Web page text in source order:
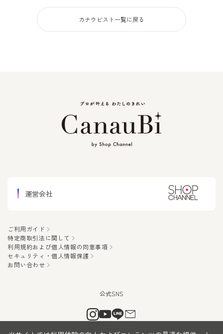
運営会社
ご利用ガイド
特定商取引法に関して
利用規約および個人情報の同意事項
セキュリティ・個人情報保護
お問い合わせ